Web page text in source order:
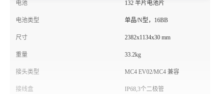
电池 132 半片电池片
电池类型 单晶/N型，16BB
尺寸 2382x1134x30 mm
重量 33.2kg
接头类型 MC4 EV02/MC4 兼容
接线盒 IP68,3个二极管